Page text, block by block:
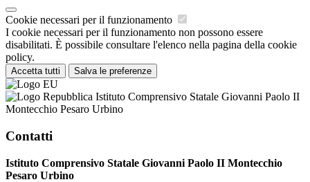
Cookie necessari per il funzionamento
I cookie necessari per il funzionamento non possono essere
disabilitati. È possibile consultare l'elenco nella pagina della cookie
policy.
Accetta tutti Salva le preferenze
Istituto Comprensivo Statale Giovanni Paolo II
Montecchio Pesaro Urbino
Contatti
Istituto Comprensivo Statale Giovanni Paolo II Montecchio
Pesaro Urbino